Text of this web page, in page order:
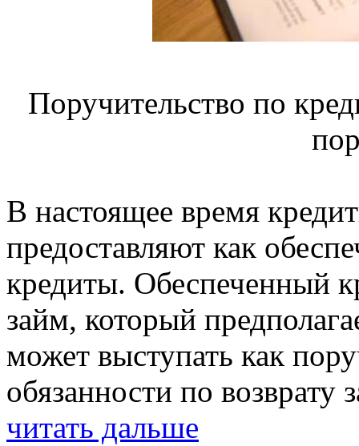
Поручительство по
В настоящее время
предоставляют как
кредиты. Обеспеченный
займ, который
может выступать как
обязанности по возврату
читать дальше